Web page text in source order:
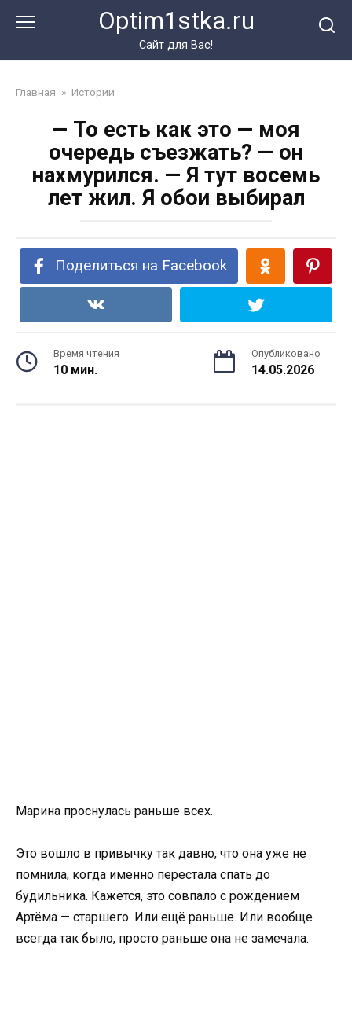
Optim1stka.ru
Сайт для Вас!
Главная » Истории
— То есть как это — моя
очередь съезжать? — он
нахмурился. — Я тут восемь
лет жил. Я обои выбирал
Поделиться на Facebook
Время чтения
10 мин.
Опубликовано
14.05.2026
Марина проснулась раньше всех.
Это вошло в привычку так давно, что она уже не
помнила, когда именно перестала спать до
будильника. Кажется, это совпало с рождением
Артёма — старшего. Или ещё раньше. Или вообще
всегда так было, просто раньше она не замечала.